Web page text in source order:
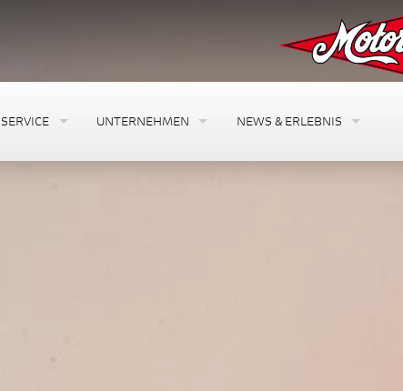
SERVICE UNTERNEHMEN NEWS & ERLEBNIS